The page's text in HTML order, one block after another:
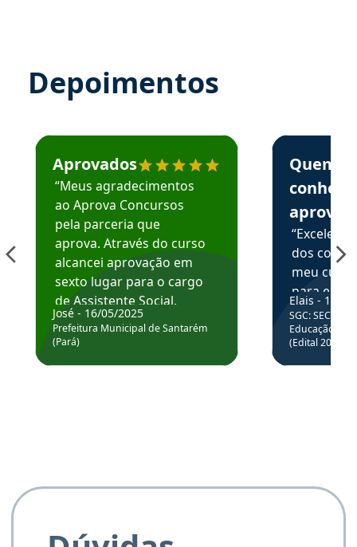
Depoimentos
Estudante José recomenda o Aprova Concursos em
Aprovados
“Meus agradecimentos
ao Aprova Concursos
pela parceria que
aprova. Através do curso
alcancei aprovação em
sexto lugar para o cargo
de Assistente Social.
Hoje estou atuando na
Prefeitura de Santarém.
José - 16/05/2025
Prefeitura Municipal de Santarém
(Pará)
Estudante
Quem
aprova
dos
meu
para
colocar
através
de
Elais - 15/
SGC: SEC BA
Educação
(Edital